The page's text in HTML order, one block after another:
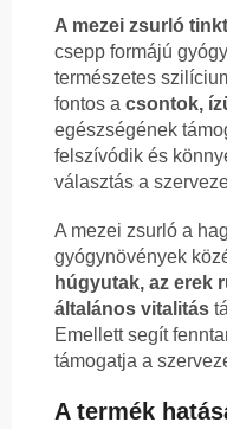
A mezei zsurló
csepp formájú
természetes
fontos a csontok,
egészségének
felszívódik és
választás a
A mezei zsurló a
gyógynövények
húgyutak, az erek
általános vitalitás
Emellett segít
támogatja a
A termék